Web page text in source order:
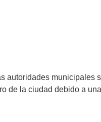
autoridades municipales
de la ciudad debido a